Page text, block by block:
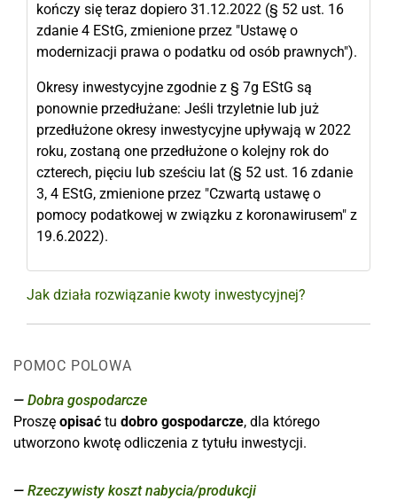
kończy się teraz dopiero 31.12.2022 (§ 52 ust. 16
zdanie 4 EStG, zmienione przez "Ustawę o
modernizacji prawa o podatku od osób prawnych").
Okresy inwestycyjne zgodnie z § 7g EStG są
ponownie przedłużane: Jeśli trzyletnie lub już
przedłużone okresy inwestycyjne upływają w 2022
roku, zostaną one przedłużone o kolejny rok do
czterech, pięciu lub sześciu lat (§ 52 ust. 16 zdanie
3, 4 EStG, zmienione przez "Czwartą ustawę o
pomocy podatkowej w związku z koronawirusem" z
19.6.2022).
Jak działa rozwiązanie kwoty inwestycyjnej?
POMOC POLOWA
Dobra gospodarcze
Proszę opisać tu dobro gospodarcze, dla którego
utworzono kwotę odliczenia z tytułu inwestycji.
Rzeczywisty koszt nabycia/produkcji